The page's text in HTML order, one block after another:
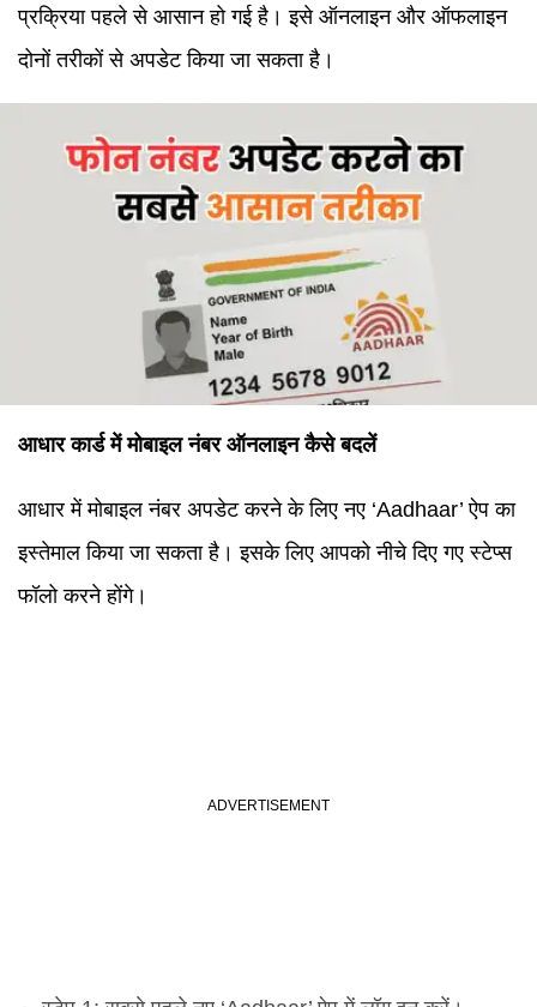
प्रक्रिया पहले से आसान हो गई है। इसे ऑनलाइन और ऑफलाइन
दोनों तरीकों से अपडेट किया जा सकता है।
आधार कार्ड में मोबाइल नंबर ऑनलाइन कैसे बदलें
आधार में मोबाइल नंबर अपडेट करने के लिए नए ‘Aadhaar’ ऐप का
इस्तेमाल किया जा सकता है। इसके लिए आपको नीचे दिए गए स्टेप्स
फॉलो करने होंगे।